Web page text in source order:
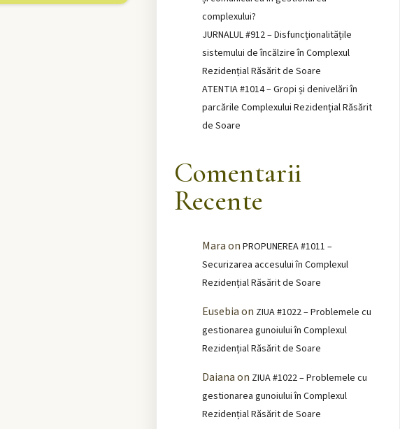
complexului?
JURNALUL #912 – Disfuncționalitățile
sistemului de încălzire în Complexul
Rezidențial Răsărit de Soare
ATENTIA #1014 – Gropi și denivelări în
parcările Complexului Rezidențial Răsărit
de Soare
Comentarii
Recente
Maraon PROPUNEREA #1011 –
Securizarea accesului în Complexul
Rezidențial Răsărit de Soare
Eusebiaon ZIUA #1022 – Problemele cu
gestionarea gunoiului în Complexul
Rezidențial Răsărit de Soare
Daianaon ZIUA #1022 – Problemele cu
gestionarea gunoiului în Complexul
Rezidențial Răsărit de Soare